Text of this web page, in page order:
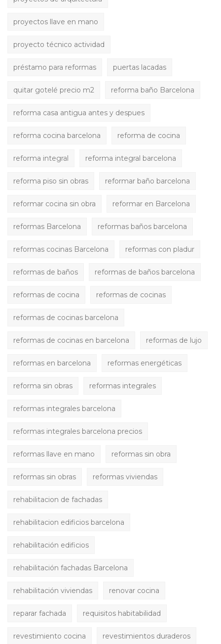
proyectos llave en mano
proyecto técnico actividad
préstamo para reformas puertas lacadas
quitar gotelé precio m2 reforma baño Barcelona
reforma casa antigua antes y despues
reforma cocina barcelona reforma de cocina
reforma integral reforma integral barcelona
reforma piso sin obras reformar baño barcelona
reformar cocina sin obra reformar en Barcelona
reformas Barcelona reformas baños barcelona
reformas cocinas Barcelona reformas con pladur
reformas de baños reformas de baños barcelona
reformas de cocina reformas de cocinas
reformas de cocinas barcelona
reformas de cocinas en barcelona reformas de lujo
reformas en barcelona reformas energéticas
reforma sin obras reformas integrales
reformas integrales barcelona
reformas integrales barcelona precios
reformas llave en mano reformas sin obra
reformas sin obras reformas viviendas
rehabilitacion de fachadas
rehabilitacion edificios barcelona
rehabilitación edificios
rehabilitación fachadas Barcelona
rehabilitación viviendas renovar cocina
reparar fachada requisitos habitabilidad
revestimiento cocina revestimientos duraderos